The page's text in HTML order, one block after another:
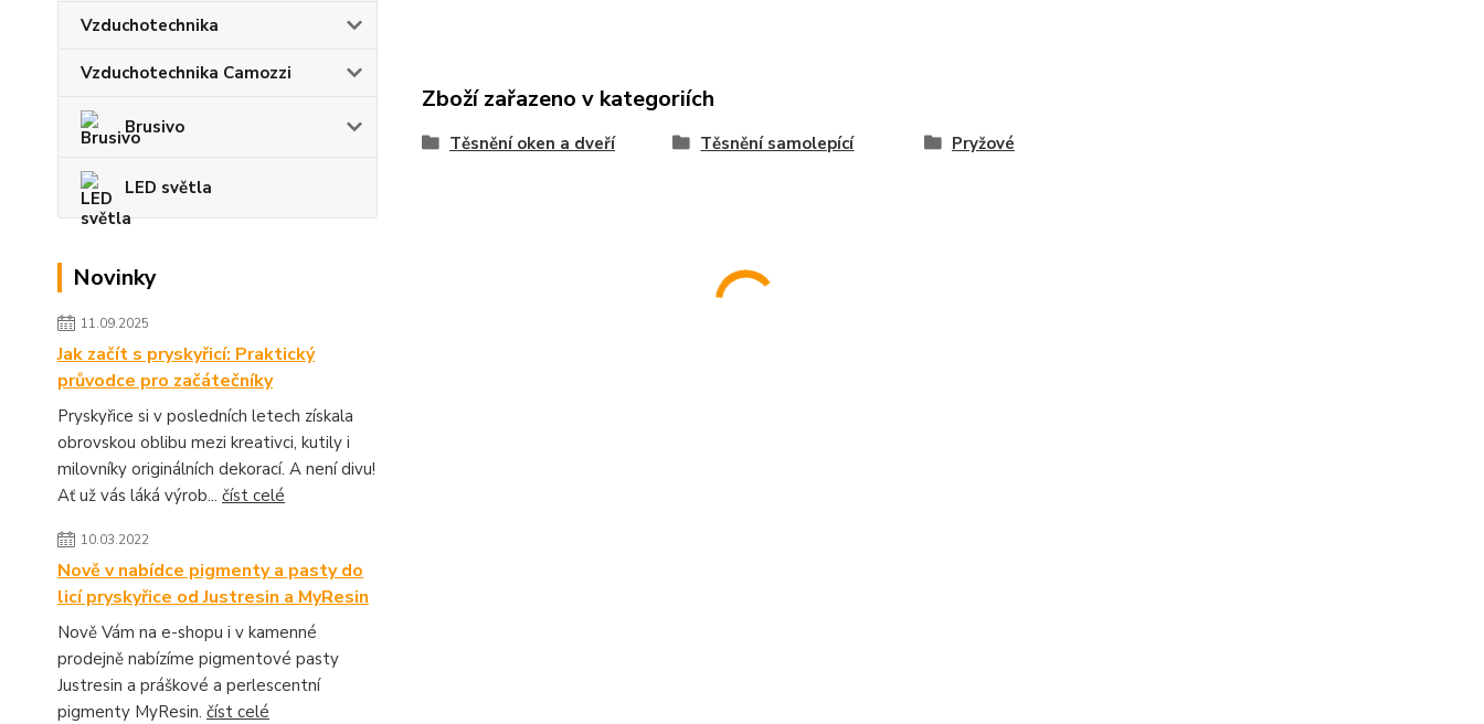
Vzduchotechnika
Vzduchotechnika Camozzi
Brusivo
LED světla
Novinky
11.09.2025
Jak začít s pryskyřicí: Praktický
průvodce pro začátečníky
Pryskyřice si v posledních letech získala
obrovskou oblibu mezi kreativci, kutily i
milovníky originálních dekorací. A není divu!
Ať už vás láká výrob... číst celé
10.03.2022
Nově v nabídce pigmenty a pasty do
licí pryskyřice od Justresin a MyResin
Nově Vám na e-shopu i v kamenné
prodejně nabízíme pigmentové pasty
Justresin a práškové a perlescentní
pigmenty MyResin. číst celé
Zboží zařazeno v kategoriích
Těsnění oken a dveří Těsnění samolepící Pryžové